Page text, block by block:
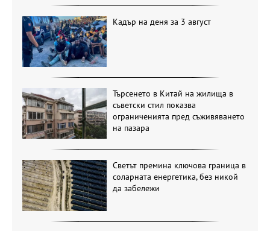
Кадър на деня за 3 август
Търсенето в Китай на жилища в
съветски стил показва
ограниченията пред съживяването
на пазара
Светът премина ключова граница в
соларната енергетика, без никой
да забележи